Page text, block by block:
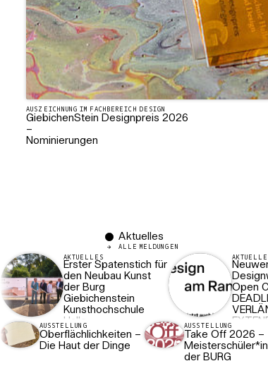
AUSZEICHNUNG IM FACHBEREICH DESIGN
GiebichenStein Designpreis 2026
–
Nominierungen
Aktuelles
ALLE MELDUNGEN
AKTUELLES
Erster Spatenstich für
den Neubau Kunst
der Burg
Giebichenstein
Kunsthochschule
Halle
Open
AUSSTELLUNG
Oberflächlichkeiten –
Die Haut der Dinge
AUSSTELLUNG
Take Off 2026 –
der BURG